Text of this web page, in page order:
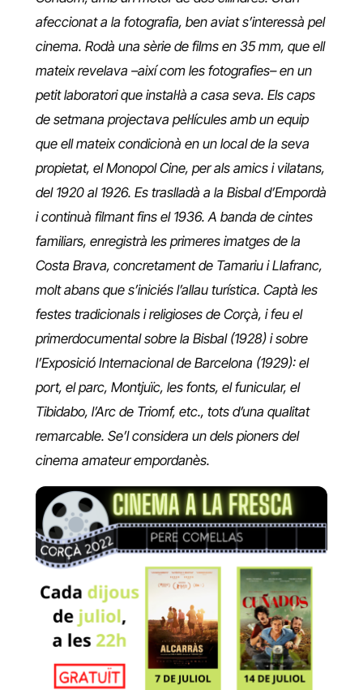
afeccionat a la fotografia, ben aviat s’interessà pel
cinema. Rodà una sèrie de films en 35 mm, que ell
mateix revelava –així com les fotografies– en un
petit laboratori que instal·là a casa seva. Els caps
de setmana projectava pel·lícules amb un equip
que ell mateix condicionà en un local de la seva
propietat, el Monopol Cine, per als amics i vilatans,
del 1920 al 1926. Es traslladà a la Bisbal d’Empordà
i continuà filmant fins el 1936. A banda de cintes
familiars, enregistrà les primeres imatges de la
Costa Brava, concretament de Tamariu i Llafranc,
molt abans que s’iniciés l’allau turística. Captà les
festes tradicionals i religioses de Corçà, i feu el
primerdocumental sobre la Bisbal (1928) i sobre
l’Exposició Internacional de Barcelona (1929): el
port, el parc, Montjuïc, les fonts, el funicular, el
Tibidabo, l’Arc de Triomf, etc., tots d’una qualitat
remarcable. Se’l considera un dels pioners del
cinema amateur empordanès.